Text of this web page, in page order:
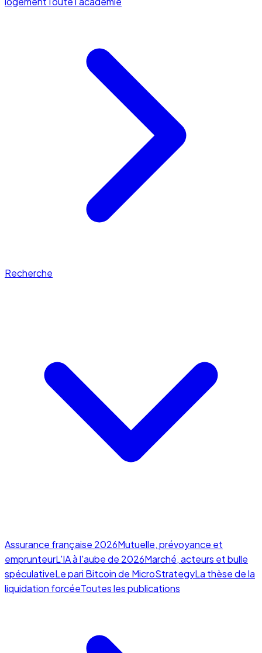
Recherche
Assurance française 2026Mutuelle, prévoyance et
emprunteurL'IA à l'aube de 2026Marché, acteurs et bulle
spéculativeLe pari Bitcoin de MicroStrategyLa thèse de la
liquidation forcéeToutes les publications